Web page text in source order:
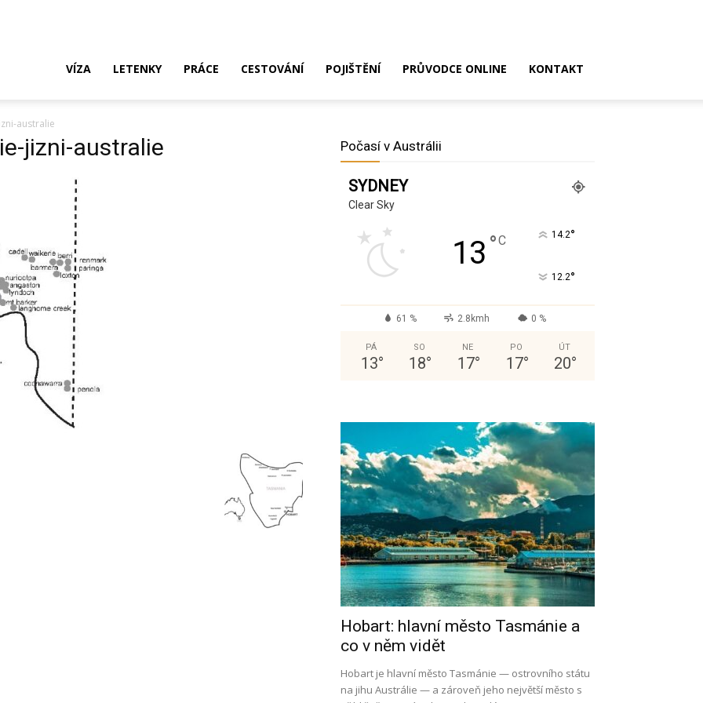
VÍZA LETENKY PRÁCE CESTOVÁNÍ POJIŠTĚNÍ PRŮVODCE ONLINE KONTAKT
australie
jizni-australie Počasí v Austrálii
SYDNEY
Clear Sky
13 °C 14.2°
12.2°
61 % 2.8kmh 0 %
PÁ
13°
SO
18°
NE
17°
PO
17°
ÚT
20°
Hobart: hlavní město Tasmánie a
co v něm vidět
Hobart je hlavní město Tasmánie — ostrovního státu
na jihu Austrálie — a zároveň jeho největší město s